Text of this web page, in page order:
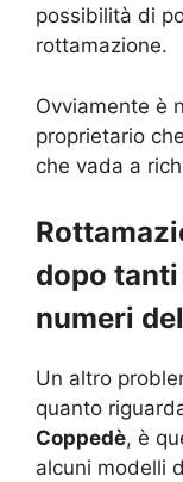
possibilità di
rottamazione.
Ovviamente è
proprietario
che vada a
dopo
numeri
Un altro
quanto
Coppedè, è
alcuni modelli